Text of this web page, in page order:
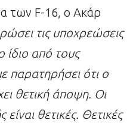
των F-16, ο Ακάρ
τις υποχρεώσεις
ίδιο από τους
παρατηρήσει ότι ο
θετική άποψη. Οι
θετικές. Θετικές